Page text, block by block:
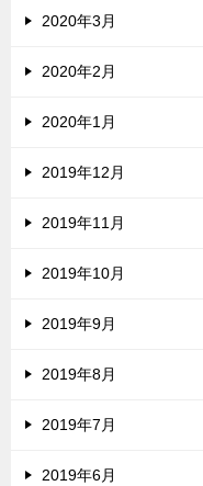
2020年3月
2020年2月
2020年1月
2019年12月
2019年11月
2019年10月
2019年9月
2019年8月
2019年7月
2019年6月